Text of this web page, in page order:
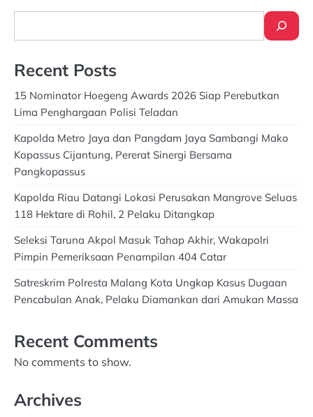
Recent Posts
15 Nominator Hoegeng Awards 2026 Siap Perebutkan
Lima Penghargaan Polisi Teladan
Kapolda Metro Jaya dan Pangdam Jaya Sambangi Mako
Kopassus Cijantung, Pererat Sinergi Bersama
Pangkopassus
Kapolda Riau Datangi Lokasi Perusakan Mangrove Seluas
118 Hektare di Rohil, 2 Pelaku Ditangkap
Seleksi Taruna Akpol Masuk Tahap Akhir, Wakapolri
Pimpin Pemeriksaan Penampilan 404 Catar
Satreskrim Polresta Malang Kota Ungkap Kasus Dugaan
Pencabulan Anak, Pelaku Diamankan dari Amukan Massa
Recent Comments
No comments to show.
Archives